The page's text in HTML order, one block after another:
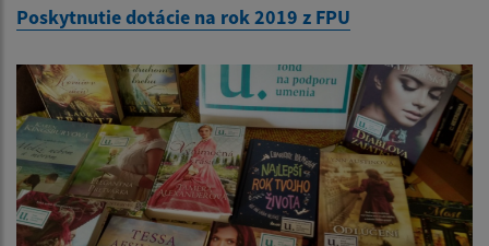
Poskytnutie dotácie na rok 2019 z FPU